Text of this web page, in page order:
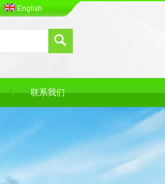
English
联系我们